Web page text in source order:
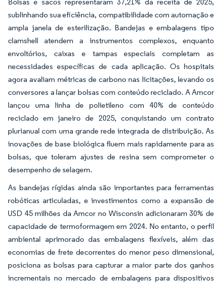
sublinhando sua eficiência, compatibilidade com automação e
ampla janela de esterilização. Bandejas e embalagens tipo
clamshell atendem a instrumentos complexos, enquanto
envoltórios, caixas e tampas especiais completam as
necessidades específicas de cada aplicação. Os hospitais
agora avaliam métricas de carbono nas licitações, levando os
conversores a lançar bolsas com conteúdo reciclado. A Amcor
lançou uma linha de polietileno com 40% de conteúdo
reciclado em janeiro de 2025, conquistando um contrato
plurianual com uma grande rede integrada de distribuição. As
inovações de base biológica fluem mais rapidamente para as
bolsas, que toleram ajustes de resina sem comprometer o
desempenho de selagem.
As bandejas rígidas ainda são importantes para ferramentas
robóticas articuladas, e investimentos como a expansão de
USD 45 milhões da Amcor no Wisconsin adicionaram 30% de
capacidade de termoformagem em 2024. No entanto, o perfil
ambiental aprimorado das embalagens flexíveis, além das
economias de frete decorrentes do menor peso dimensional,
posiciona as bolsas para capturar a maior parte dos ganhos
incrementais no mercado de embalagens para dispositivos